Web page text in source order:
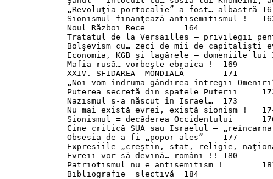
„Revoluţia portocalie” a fost… albastră	161
Sionismul finanţează antisemitismul !	162
Noul Război Rece	164
Tratatul de la Versailles – privilegii
Bolşevism cu… zeci de mii de capitalişti
Economia, KGB şi lagărele – domeniile lui
Mafia rusă… vorbeşte ebraica !	169
XXIV. SFIDAREA  MONDIALĂ	171
„Noi vom îndruma gândirea întregii Omeniri”
Puterea secretă din spatele Puterii	172
Nazismul s-a născut în Israel…	173
Nu mai există evrei, există sionism !	174
Sionismul = decăderea Occidentului	176
Cine critică SUA sau Israelul –
Obsesia de a fi „popor ales”	177
Expresiile „creştin, stat, religie,
Evreii vor să devină… români !!	180
Patriotismul nu e antisemitism !	181
Bibliografie  slectivă	184